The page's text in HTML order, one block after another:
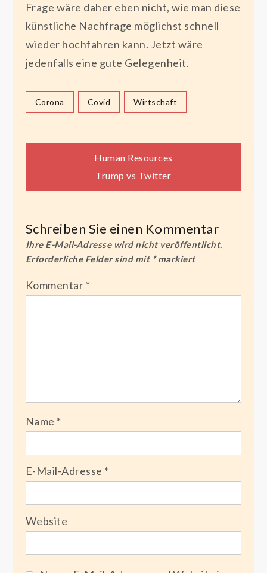
Frage wäre daher eben nicht, wie man diese
künstliche Nachfrage möglichst schnell
wieder hochfahren kann. Jetzt wäre
jedenfalls eine gute Gelegenheit.
Corona Covid Wirtschaft
Beitragsnavigation
Human Resources
Trump vs Twitter
Schreiben Sie einen Kommentar
Ihre E-Mail-Adresse wird nicht veröffentlicht.
Erforderliche Felder sind mit *markiert
Kommentar *
Name *
E-Mail-Adresse *
Website